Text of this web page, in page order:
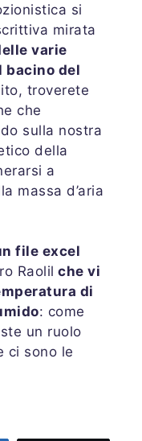
si
mirata
varie
bacino del
troverete
che
sulla nostra
della
a
massa d’aria
file excel
Raolil che vi
di
: come
un ruolo
ci sono le